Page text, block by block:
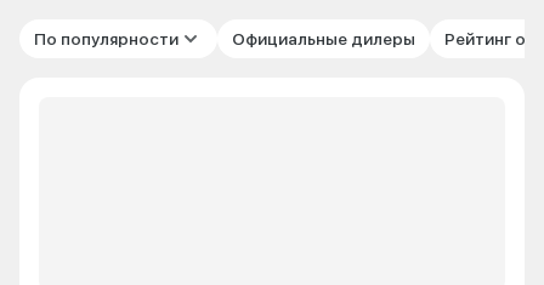
По популярности Официальные дилеры Рейтинг